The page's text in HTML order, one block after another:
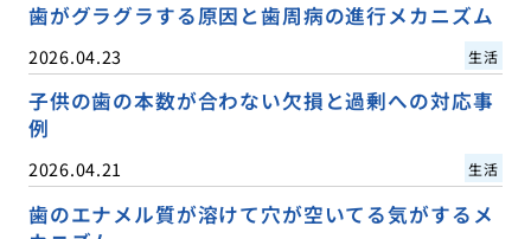
歯がグラグラする原因と歯周病の進行メカニズム
2026.04.23 生活
子供の歯の本数が合わない欠損と過剰への対応事
例
2026.04.21 生活
歯のエナメル質が溶けて穴が空いてる気がするメ